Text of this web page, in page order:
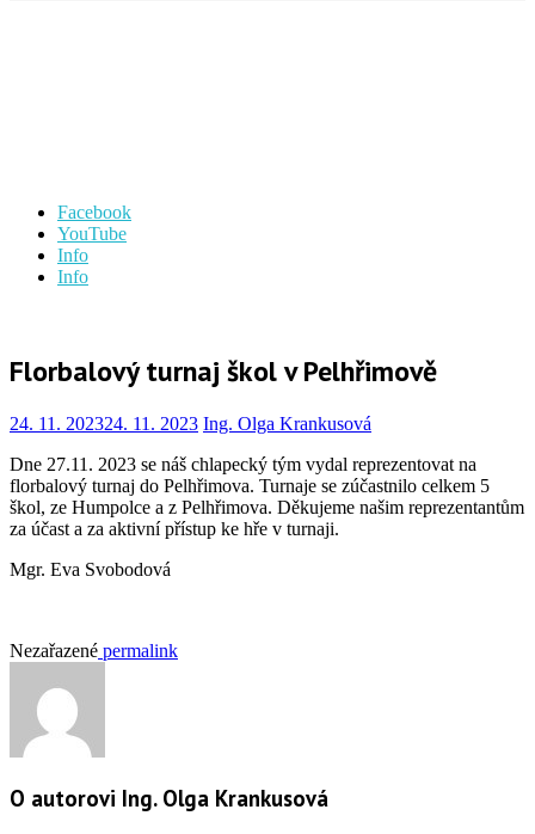
Facebook
YouTube
Info
Info
Florbalový turnaj škol v Pelhřimově
24. 11. 202324. 11. 2023 Ing. Olga Krankusová
Dne 27.11. 2023 se náš chlapecký tým vydal reprezentovat na
florbalový turnaj do Pelhřimova. Turnaje se zúčastnilo celkem 5
škol, ze Humpolce a z Pelhřimova. Děkujeme našim reprezentantům
za účast a za aktivní přístup ke hře v turnaji.
Mgr. Eva Svobodová
Nezařazené permalink
O autorovi Ing. Olga Krankusová